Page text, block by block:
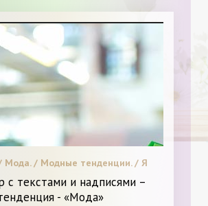
Мода. / Модные тенденции. / Я
с текстами и надписями –
- «Мода»